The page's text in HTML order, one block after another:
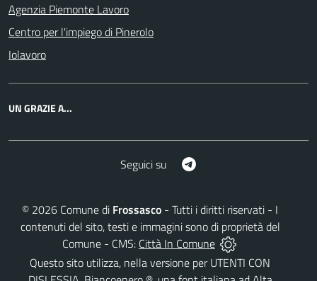
Agenzia Piemonte Lavoro
Centro per l'impiego di Pinerolo
Iolavoro
UN GRAZIE A...
Seguici su
© 2026 Comune di Frossasco - Tutti i diritti riservati - I
contenuti del sito, testi e immagini sono di proprietà del
Comune - CMS: Città In Comune
Questo sito utilizza, nella versione per UTENTI CON